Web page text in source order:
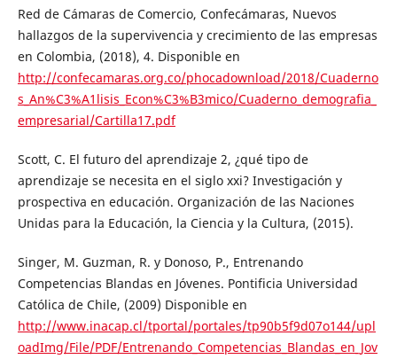
Red de Cámaras de Comercio, Confecámaras, Nuevos
hallazgos de la supervivencia y crecimiento de las empresas
en Colombia, (2018), 4. Disponible en
http://confecamaras.org.co/phocadownload/2018/Cuaderno
s_An%C3%A1lisis_Econ%C3%B3mico/Cuaderno_demografia_
empresarial/Cartilla17.pdf
Scott, C. El futuro del aprendizaje 2, ¿qué tipo de
aprendizaje se necesita en el siglo xxi? Investigación y
prospectiva en educación. Organización de las Naciones
Unidas para la Educación, la Ciencia y la Cultura, (2015).
Singer, M. Guzman, R. y Donoso, P., Entrenando
Competencias Blandas en Jóvenes. Pontificia Universidad
Católica de Chile, (2009) Disponible en
http://www.inacap.cl/tportal/portales/tp90b5f9d07o144/upl
oadImg/File/PDF/Entrenando_Competencias_Blandas_en_Jov